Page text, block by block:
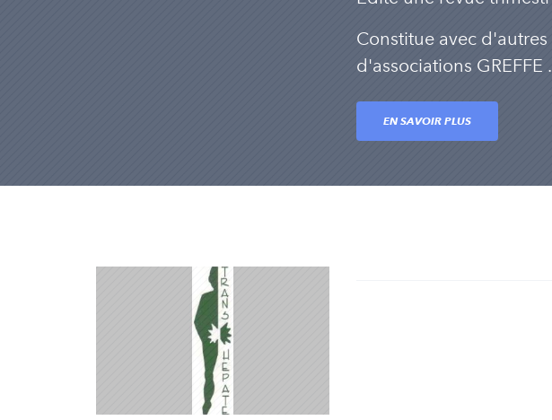
Constitue avec
d'associations GREFFE
EN SAVOIR PLUS